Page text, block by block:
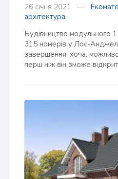
26 січня 2021 —
архітектура
Будівництво модульного
315 номерів у Лос-
завершення, хоча,
перш ніж він зможе